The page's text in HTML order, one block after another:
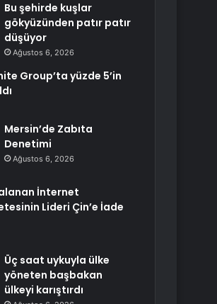
Bu şehirde kuşlar
gökyüzünden patır patır
düşüyor
Ağustos 6, 2026
Group’ta yüzde 5’in
Mersin’de Zabıta
Denetimi
Ağustos 6, 2026
İnternet
Lideri Çin’e İade
Üç saat uykuyla ülke
yöneten başbakan
ülkeyi karıştırdı